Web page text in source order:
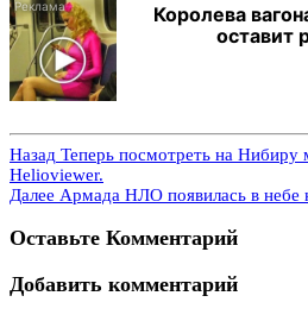
Королева
оставит
Назад Теперь посмотреть на Нибиру
Helioviewer.
Далее Армада НЛО появилась в
Оставьте Комментарий
Добавить комментарий